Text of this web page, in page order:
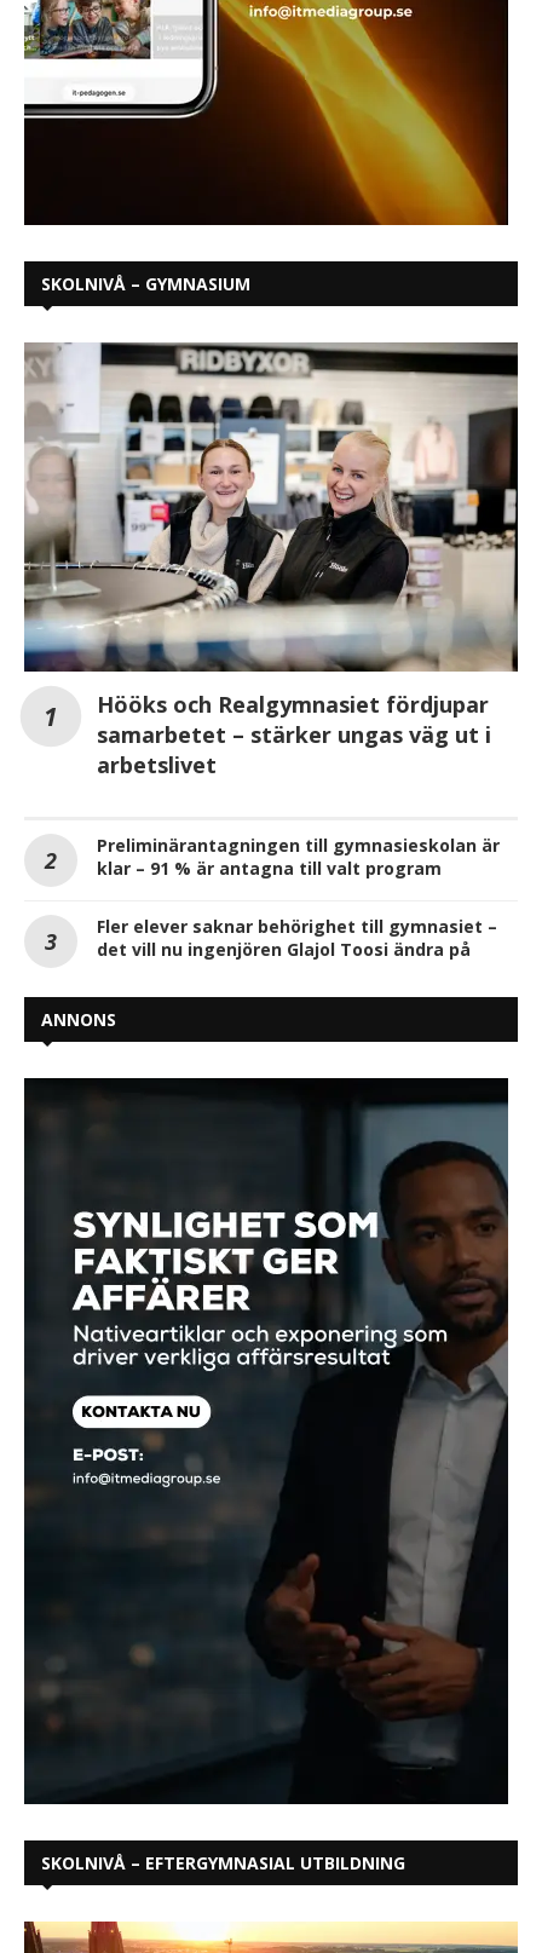
SKOLNIVÅ – GYMNASIUM
Hööks och Realgymnasiet fördjupar
samarbetet – stärker ungas väg ut i
arbetslivet
Preliminärantagningen till gymnasieskolan är
klar – 91 % är antagna till valt program
Fler elever saknar behörighet till gymnasiet –
det vill nu ingenjören Glajol Toosi ändra på
ANNONS
SKOLNIVÅ – EFTERGYMNASIAL UTBILDNING